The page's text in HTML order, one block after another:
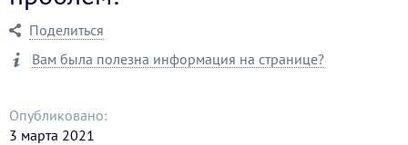
Поделиться
Вам была полезна информация на странице?
Опубликовано:
3 марта 2021